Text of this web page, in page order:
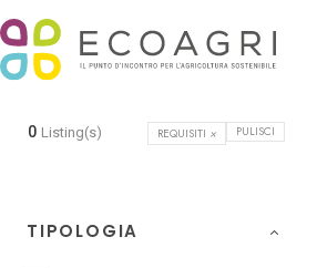
0 Listing(s) REQUISITI × PULISCI
TIPOLOGIA